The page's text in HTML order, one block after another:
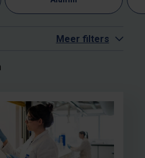
Meer filters